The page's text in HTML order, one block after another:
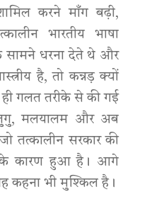
करने माँग बढ़ी,
भारतीय भाषा
सामने धरना देते थे और
है, तो कन्नड़ क्यों
गलत तरीके से की गई
मलयालम और अब
तत्कालीन सरकार की
के कारण हुआ है। आगे
कहना भी मुश्किल है।